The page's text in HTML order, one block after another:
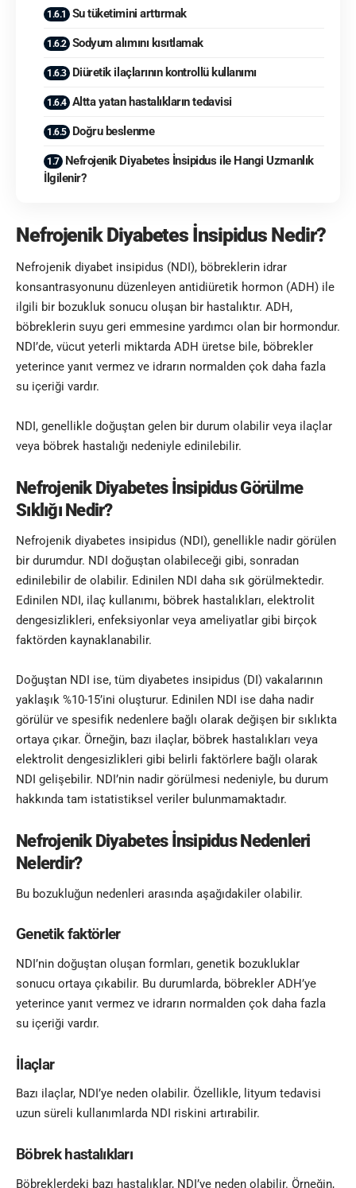
Su tüketimini arttırmak
Sodyum alımını kısıtlamak
Diüretik ilaçlarının kontrollü kullanımı
Altta yatan hastalıkların tedavisi
Doğru beslenme
Nefrojenik Diyabetes İnsipidus ile Hangi Uzmanlık
İlgilenir?
Nefrojenik Diyabetes İnsipidus Nedir?
Nefrojenik diyabet insipidus (NDI), böbreklerin idrar
konsantrasyonunu düzenleyen antidiüretik hormon (ADH) ile
ilgili bir bozukluk sonucu oluşan bir hastalıktır. ADH,
böbreklerin suyu geri emmesine yardımcı olan bir hormondur.
NDI’de, vücut yeterli miktarda ADH üretse bile, böbrekler
yeterince yanıt vermez ve idrarın normalden çok daha fazla
su içeriği vardır.
NDI, genellikle doğuştan gelen bir durum olabilir veya ilaçlar
veya böbrek hastalığı nedeniyle edinilebilir.
Nefrojenik Diyabetes İnsipidus Görülme
Sıklığı Nedir?
Nefrojenik diyabetes insipidus (NDI), genellikle nadir görülen
bir durumdur. NDI doğuştan olabileceği gibi, sonradan
edinilebilir de olabilir. Edinilen NDI daha sık görülmektedir.
Edinilen NDI, ilaç kullanımı, böbrek hastalıkları, elektrolit
dengesizlikleri, enfeksiyonlar veya ameliyatlar gibi birçok
faktörden kaynaklanabilir.
Doğuştan NDI ise, tüm diyabetes insipidus (DI) vakalarının
yaklaşık %10-15’ini oluşturur. Edinilen NDI ise daha nadir
görülür ve spesifik nedenlere bağlı olarak değişen bir sıklıkta
ortaya çıkar. Örneğin, bazı ilaçlar, böbrek hastalıkları veya
elektrolit dengesizlikleri gibi belirli faktörlere bağlı olarak
NDI gelişebilir. NDI’nin nadir görülmesi nedeniyle, bu durum
hakkında tam istatistiksel veriler bulunmamaktadır.
Nefrojenik Diyabetes İnsipidusNedenleri
Nelerdir?
Bu bozukluğun nedenleri arasında aşağıdakiler olabilir.
Genetik faktörler
NDI’nin doğuştan oluşan formları, genetik bozukluklar
sonucu ortaya çıkabilir. Bu durumlarda, böbrekler ADH’ye
yeterince yanıt vermez ve idrarın normalden çok daha fazla
su içeriği vardır.
İlaçlar
Bazı ilaçlar, NDI’ye neden olabilir. Özellikle, lityum tedavisi
uzun süreli kullanımlarda NDI riskini artırabilir.
Böbrek hastalıkları
Böbreklerdeki bazı hastalıklar, NDI’ye neden olabilir. Örneğin,